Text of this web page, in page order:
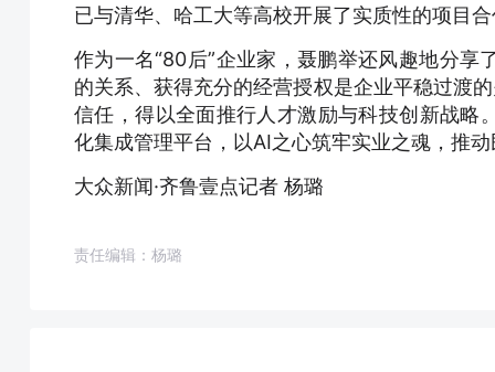
已与清华、哈工大等高校开展了实质性的项目
作为一名“80后”企业家，聂鹏举还风趣地分
的关系、获得充分的经营授权是企业平稳过渡
信任，得以全面推行人才激励与科技创新战略
化集成管理平台，以AI之心筑牢实业之魂，推
大众新闻·齐鲁壹点记者 杨璐
责任编辑：杨璐